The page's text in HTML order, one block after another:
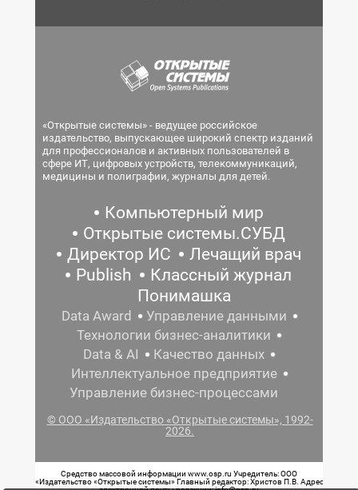
«Открытые системы» - ведущее российское
издательство, выпускающее широкий спектр изданий
для профессионалов и активных пользователей в
сфере ИТ, цифровых устройств, телекоммуникаций,
медицины и полиграфии, журналы для детей.
Компьютерный мир
Открытые системы.СУБД
Директор ИС
Лечащий врач
Publish
Классный журнал
Понимашка
Data Award
Управление данными
Технологии бизнес-аналитики
Data & AI
Качество данных
Интеллектуальное предприятие
Управление бизнес-процессами
© ООО «Издательство «Открытые системы», 1992-
2026.
Средство массовой информации www.osp.ru Учредитель: ООО
«Издательство «Открытые системы» Главный редактор: Христов П.В. Адрес